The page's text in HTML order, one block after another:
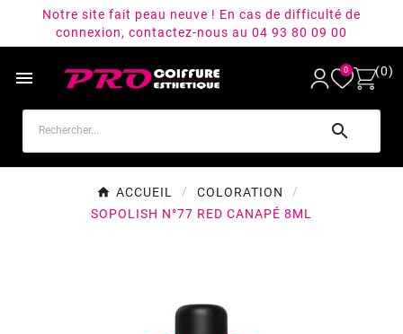
Notre site fait peau neuve ! En cas de difficulté de
connexion, contactez-nous au 04 93 80 09 00
 0 (0)

ACCUEIL
COLORATION
SOPOLISH N°77 RED CANAPÉ 8ML